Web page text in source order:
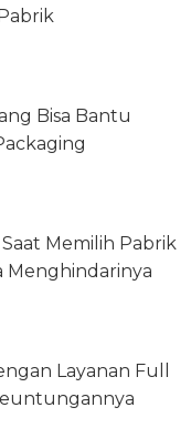
Bisa Bantu
Memilih Pabrik
Menghindarinya
Layanan Full